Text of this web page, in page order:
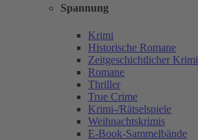
Spannung
Krimi
Historische Romane
Zeitgeschichtlicher Krimi
Romane
Thriller
True Crime
Krimi-/Rätselspiele
Weihnachtskrimis
E-Book-Sammelbände